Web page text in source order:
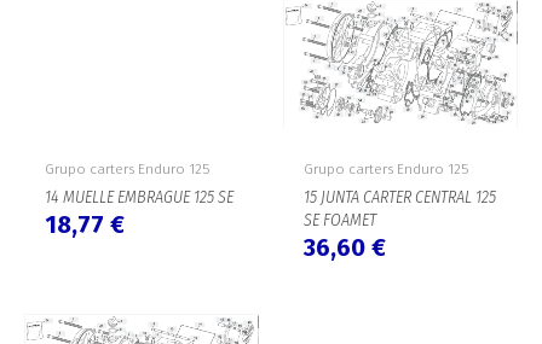
Grupo carters Enduro 125
14 MUELLE EMBRAGUE 125 SE
18,77 €
Grupo carters Enduro 125
15 JUNTA CARTER CENTRAL 125
SE FOAMET
36,60 €